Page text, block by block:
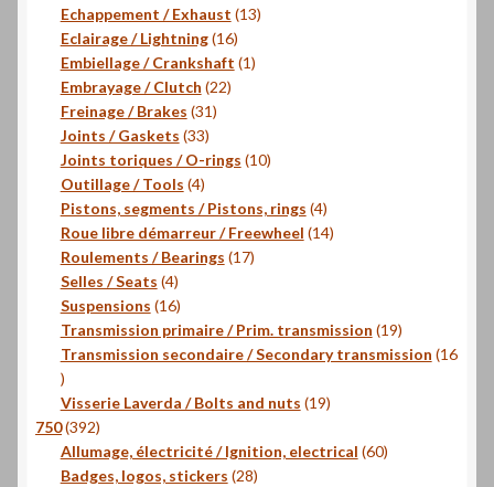
produits
Echappement / Exhaust 1313
Eclairage / Lightning 1616
produits
Embiellage / Crankshaft 11
Embrayage / Clutch 2222
Freinage / Brakes 3131
Joints / Gaskets 3333
produits
Joints toriques / O-rings 1010
Outillage / Tools 44
produits
Pistons, segments / Pistons, rings 44
produits
Roue libre démarreur / Freewheel 1414
Roulements / Bearings 1717
Selles / Seats 44
produits
Suspensions 1616
produits
Transmission primaire / Prim. transmission 1919
produits
Transmission secondaire / Secondary transmission 16
16
produits
Visserie Laverda / Bolts and nuts 1919
750 392392
produits
Allumage, électricité / Ignition, electrical 6060
Badges, logos, stickers 2828